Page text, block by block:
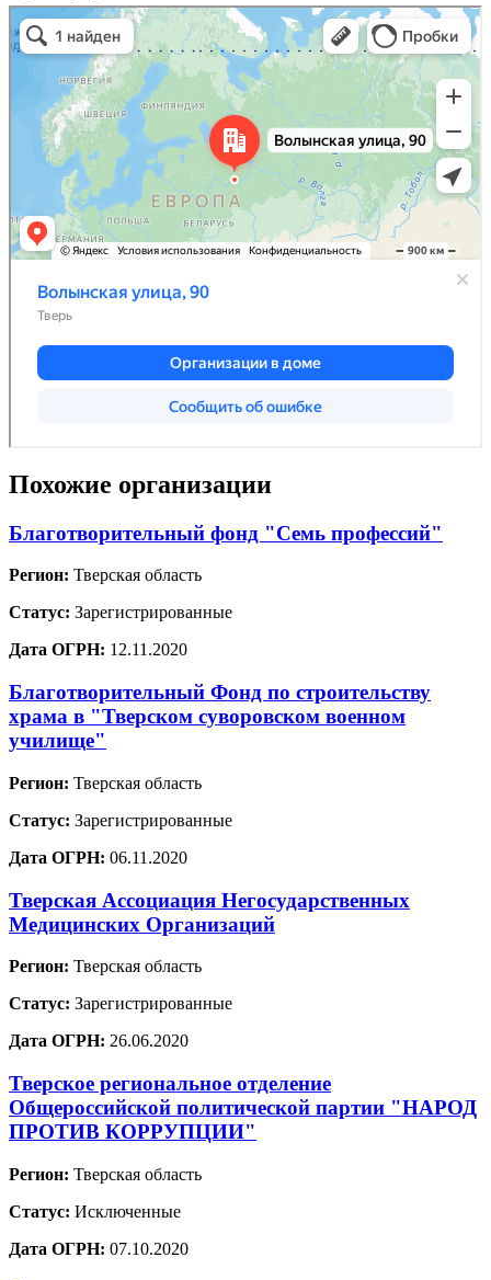
Похожие организации
Благотворительный фонд "Семь профессий"
Регион: Тверская область
Статус: Зарегистрированные
Дата ОГРН: 12.11.2020
Благотворительный Фонд по строительству
храма в "Тверском суворовском военном
училище"
Регион: Тверская область
Статус: Зарегистрированные
Дата ОГРН: 06.11.2020
Тверская Ассоциация Негосударственных
Медицинских Организаций
Регион: Тверская область
Статус: Зарегистрированные
Дата ОГРН: 26.06.2020
Тверское региональное отделение
Общероссийской политической партии "НАРОД
ПРОТИВ КОРРУПЦИИ"
Регион: Тверская область
Статус: Исключенные
Дата ОГРН: 07.10.2020